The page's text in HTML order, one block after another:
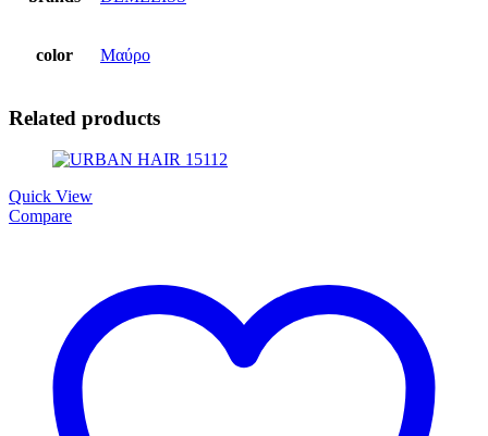
color Μαύρο
Related products
Quick View
Compare